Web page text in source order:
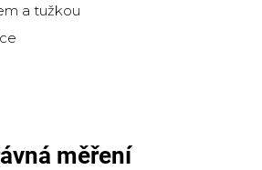
a tužkou
měření